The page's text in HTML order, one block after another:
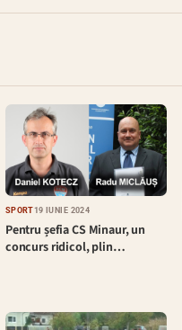
SPORT19 IUNIE 2024
Pentru șefia CS Minaur, un
concurs ridicol, plin…